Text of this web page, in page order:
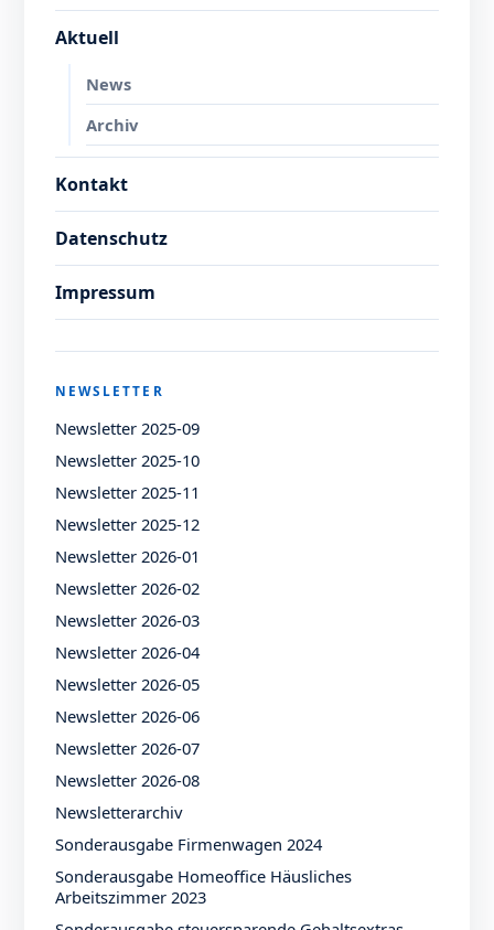
Aktuell
News
Archiv
Kontakt
Datenschutz
Impressum
NEWSLETTER
Newsletter 2025-09
Newsletter 2025-10
Newsletter 2025-11
Newsletter 2025-12
Newsletter 2026-01
Newsletter 2026-02
Newsletter 2026-03
Newsletter 2026-04
Newsletter 2026-05
Newsletter 2026-06
Newsletter 2026-07
Newsletter 2026-08
Newsletterarchiv
Sonderausgabe Firmenwagen 2024
Sonderausgabe Homeoffice Häusliches
Arbeitszimmer 2023